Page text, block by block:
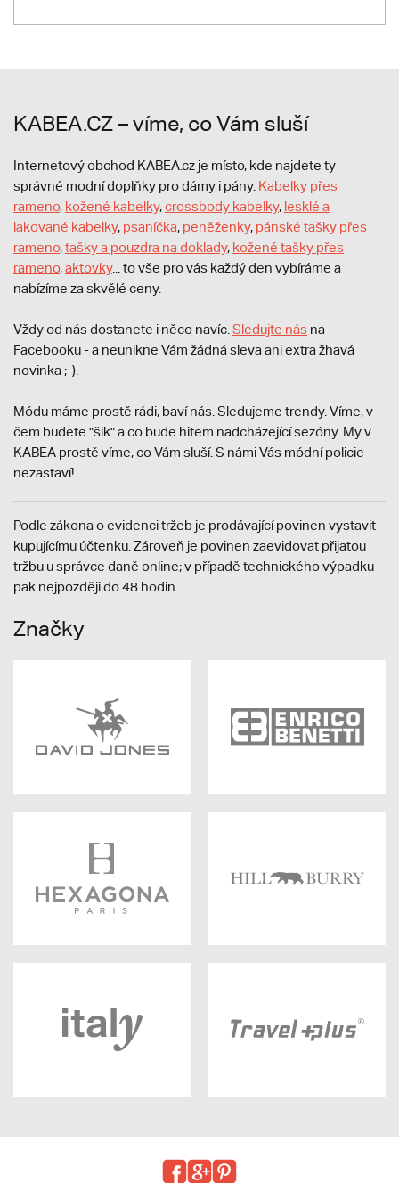
KABEA.CZ – víme, co Vám sluší
Internetový obchod KABEA.cz je místo, kde najdete ty
správné modní doplňky pro dámy i pány. Kabelky přes
rameno, kožené kabelky,crossbody kabelky, lesklé a
lakované kabelky, psaníčka, peněženky, pánské tašky přes
rameno,tašky a pouzdra na doklady, kožené tašky přes
rameno,aktovky... to vše pro vás každý den vybíráme a
nabízíme za skvělé ceny.
Vždy od nás dostanete i něco navíc. Sledujte nás na
Facebooku - a neunikne Vám žádná sleva ani extra žhavá
novinka ;-).
Módu máme prostě rádi, baví nás. Sledujeme trendy. Víme, v
čem budete "šik" a co bude hitem nadcházející sezóny. My v
KABEA prostě víme, co Vám sluší. S námi Vás módní policie
nezastaví!
Podle zákona o evidenci tržeb je prodávající povinen vystavit
kupujícímu účtenku. Zároveň je povinen zaevidovat přijatou
tržbu u správce daně online; v případě technického výpadku
pak nejpozději do 48 hodin.
Značky